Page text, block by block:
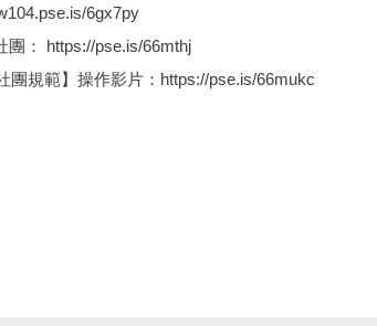
6gx7py
團： https://pse.is/66mthj
團規範】操作影片：https://pse.is/66mukc